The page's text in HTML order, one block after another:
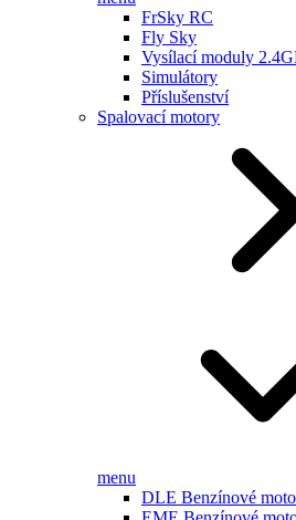
FrSky RC
Fly Sky
Vysílací moduly
Simulátory
Příslušenství
Spalovací motory
menu
DLE Benzínové